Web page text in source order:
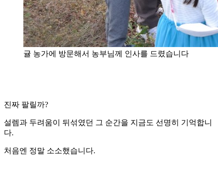
귤 농가에 방문해서 농부님께 인사를 드렸습니다
진짜 팔릴까?
설렘과 두려움이 뒤섞였던 그 순간을 지금도 선명히 기억합니
다.
처음엔 정말 소소했습니다.